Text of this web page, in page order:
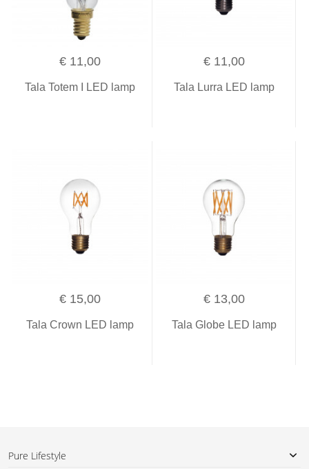
€ 11,00
Tala Totem I LED lamp
€ 11,00
Tala Lurra LED lamp
€ 15,00
Tala Crown LED lamp
€ 13,00
Tala Globe LED lamp
Pure Lifestyle